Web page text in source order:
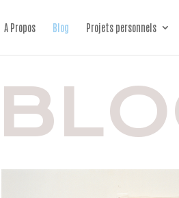
A Propos Blog Projets personnels